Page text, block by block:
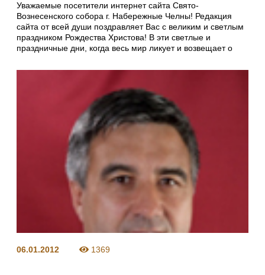
Уважаемые посетители интернет сайта Свято-
Вознесенского собора г. Набережные Челны! Редакция
сайта от всей души поздравляет Вас с великим и светлым
праздником Рождества Христова! В эти светлые и
праздничные дни, когда весь мир ликует и возвещает о
06.01.2012 1369